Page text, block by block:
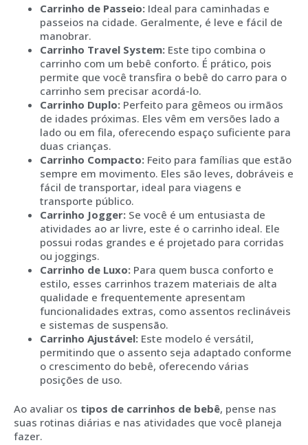
Carrinho de Passeio:Ideal para caminhadas e
passeios na cidade. Geralmente, é leve e fácil de
manobrar.
Carrinho Travel System:Este tipo combina o
carrinho com um bebê conforto. É prático, pois
permite que você transfira o bebê do carro para o
carrinho sem precisar acordá-lo.
Carrinho Duplo:Perfeito para gêmeos ou irmãos
de idades próximas. Eles vêm em versões lado a
lado ou em fila, oferecendo espaço suficiente para
duas crianças.
Carrinho Compacto:Feito para famílias que estão
sempre em movimento. Eles são leves, dobráveis e
fácil de transportar, ideal para viagens e
transporte público.
Carrinho Jogger:Se você é um entusiasta de
atividades ao ar livre, este é o carrinho ideal. Ele
possui rodas grandes e é projetado para corridas
ou joggings.
Carrinho de Luxo:Para quem busca conforto e
estilo, esses carrinhos trazem materiais de alta
qualidade e frequentemente apresentam
funcionalidades extras, como assentos reclináveis
e sistemas de suspensão.
Carrinho Ajustável:Este modelo é versátil,
permitindo que o assento seja adaptado conforme
o crescimento do bebê, oferecendo várias
posições de uso.
Ao avaliar os tipos de carrinhos de bebê, pense nas
suas rotinas diárias e nas atividades que você planeja
fazer.